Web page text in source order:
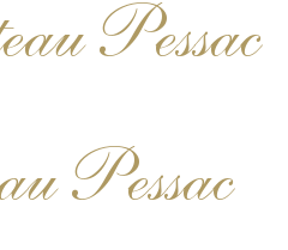
Pessac
Pessac